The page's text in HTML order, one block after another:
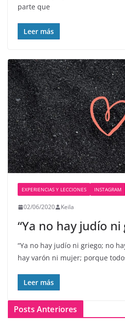
parte que
Leer más
EXPERIENCIAS Y LECCIONES INSTAGRAM
02/06/2020 Keila
“Ya no hay judío ni
“Ya no hay judío ni griego; no
hay varón ni mujer; porque
Leer más
Posts Anteriores